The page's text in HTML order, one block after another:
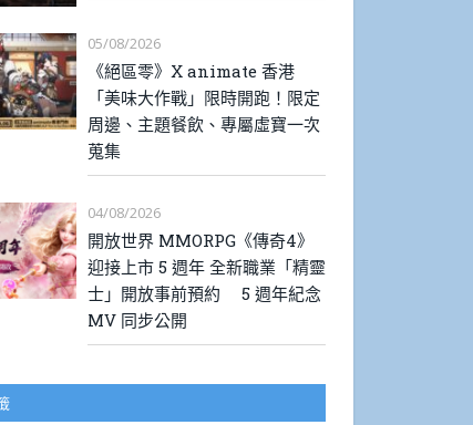
05/08/2026
《絕區零》X animate 香港
「美味大作戰」限時開跑！限定
周邊、主題餐飲、專屬虛寶一次
蒐集
04/08/2026
開放世界 MMORPG《傳奇4》
迎接上市 5 週年 全新職業「精靈
士」開放事前預約 5 週年紀念
MV 同步公開